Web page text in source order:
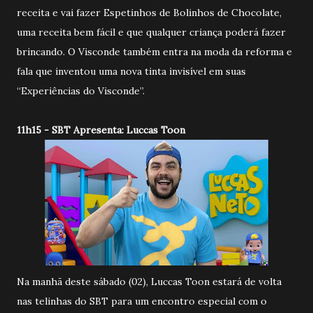
receita e vai fazer Espetinhos de Bolinhos de Chocolate,
uma receita bem fácil e que qualquer criança poderá fazer
brincando. O Visconde também entra na moda da reforma e
fala que inventou uma nova tinta invisível em suas
“Experiências do Visconde”.
11h15 - SBT Apresenta: Luccas Toon
Na manhã deste sábado (02), Luccas Toon estará de volta
nas telinhas do SBT para um encontro especial com o